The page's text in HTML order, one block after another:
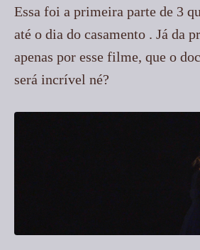
Essa foi a primeira parte de 3
até o dia do casamento . Já da
apenas por esse filme, que o
será incrível né?